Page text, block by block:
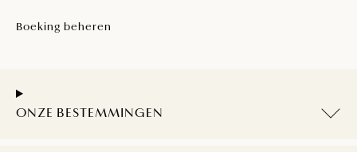
Boeking beheren
ONZE BESTEMMINGEN